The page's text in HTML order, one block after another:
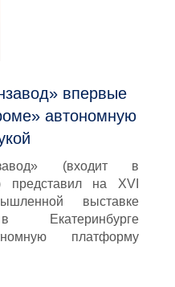
впервые
автономную
(входит в
представил на XVI
выставке
Екатеринбурге
платформу